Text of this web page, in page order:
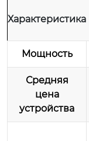
Характеристика
Мощность
Средняя
цена
устройства